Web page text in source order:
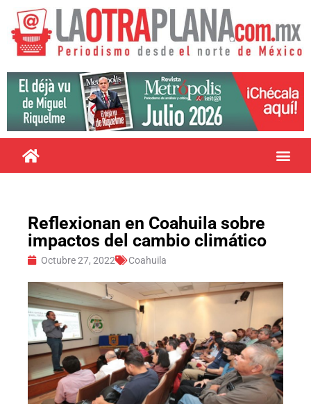
Reflexionan en Coahuila sobre
impactos del cambio climático
Octubre 27, 2022 Coahuila